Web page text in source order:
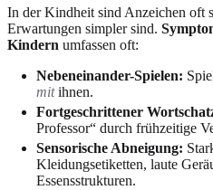
In der Kindheit sind Anzeichen oft
Erwartungen simpler sind.
Kindern umfassen oft:
Nebeneinander-Spielen:
mitihnen.
Fortgeschrittener
Professor“ durch frühzeitige
Sensorische Abneigung:
Kleidungsetiketten, laute
Essensstrukturen.